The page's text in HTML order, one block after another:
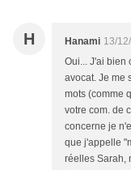
H Hanami 13/
Oui... J'ai bien
avocat. Je me
mots (comme
votre com. de
concerne je
que j'appelle
réelles Sarah,